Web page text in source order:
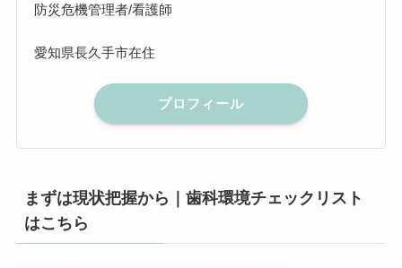
防災危機管理者/看護師
愛知県長久手市在住
プロフィール
まずは現状把握から｜歯科環境チェックリスト
はこちら